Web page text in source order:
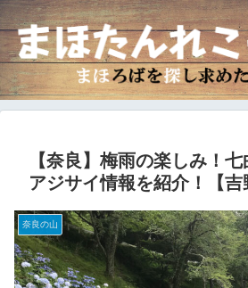
【奈良】梅雨の楽しみ！
アジサイ情報を紹介！【吉
奈良の山